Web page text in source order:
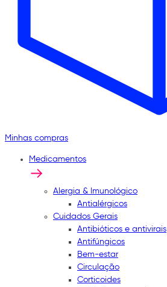
Minhas compras
Medicamentos
Alergia & Imunológico
Antialérgicos
Cuidados Gerais
Antibióticos e antivirais
Antifúngicos
Bem-estar
Circulação
Corticoides